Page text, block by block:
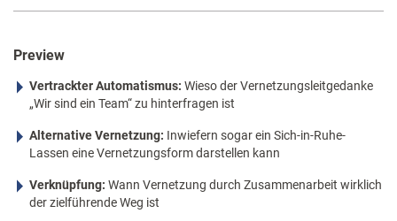
Preview
Vertrackter Automatismus: Wieso der Vernetzungsleitgedanke
„Wir sind ein Team“ zu hinterfragen ist
Alternative Vernetzung: Inwiefern sogar ein Sich-in-Ruhe-
Lassen eine Vernetzungsform darstellen kann
Verknüpfung: Wann Vernetzung durch Zusammenarbeit wirklich
der zielführende Weg ist